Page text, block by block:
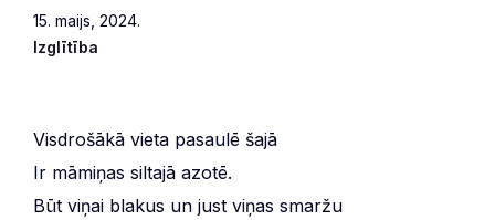
15. maijs, 2024.
Izglītība
Visdrošākā vieta pasaulē šajā
Ir māmiņas siltajā azotē.
Būt viņai blakus un just viņas smaržu